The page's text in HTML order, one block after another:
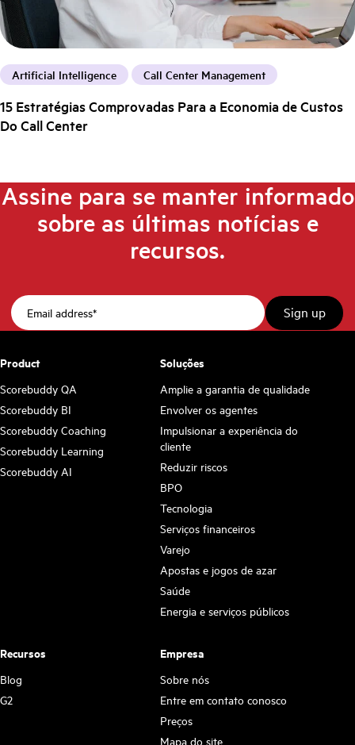
Artificial Intelligence Call Center Management
15 Estratégias Comprovadas Para a Economia de Custos
Do Call Center
Assine para se manter informado
sobre as últimas notícias e
recursos.
Product
Scorebuddy QA
Scorebuddy BI
Scorebuddy Coaching
Scorebuddy Learning
Scorebuddy AI
Soluções
Amplie a garantia de qualidade
Envolver os agentes
Impulsionar a experiência do
cliente
Reduzir riscos
BPO
Tecnologia
Serviços financeiros
Varejo
Apostas e jogos de azar
Saúde
Energia e serviços públicos
Recursos
Blog
G2
Empresa
Sobre nós
Entre em contato conosco
Preços
Mapa do site